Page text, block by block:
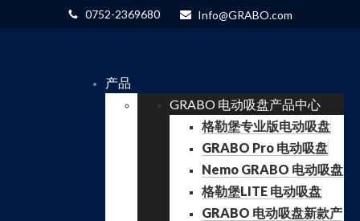
0752-2369680 Info@GRABO.com
产品
GRABO 电动吸盘产品中心
格勒堡专业版电动吸盘
GRABO Pro 电动吸盘
Nemo GRABO 电动吸盘
格勒堡LITE 电动吸盘
GRABO 电动吸盘新款产